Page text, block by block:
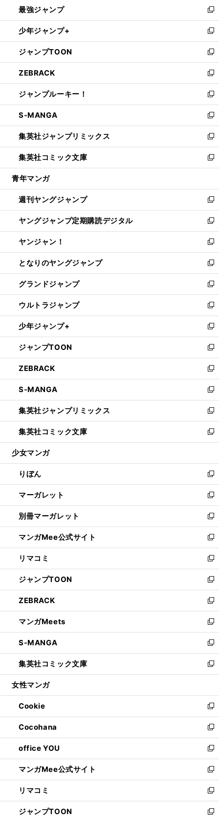
ド
ウ
で
開
く
ィ
ン
ド
ウ
で
開
く
い
ウ
ィ
ン
ド
ウ
で
開
く
最強ジャンプ
新
し
い
ウ
ィ
ン
ド
ウ
で
開
く
少年ジャンプ+
新
し
い
ウ
ィ
ン
ド
ウ
で
開
く
ジャンプTOON
新
し
い
ウ
ィ
ン
ド
ウ
で
開
く
ZEBRACK
新
し
い
ウ
ィ
ン
ド
ウ
で
開
ジャンプルーキー！
新
し
い
ウ
ィ
ン
ド
ウ
開
く
S-MANGA
新
し
い
ウ
ィ
ン
ウ
で
開
く
集英社ジャンプリミックス
新
し
い
ウ
ン
ド
ウ
で
開
く
集英社コミック文庫
新
し
ウ
ィ
ン
ド
ウ
で
開
く
青年マンガ
週刊ヤングジャンプ
新
し
い
ウ
ィ
ン
ド
ウ
で
開
く
ヤングジャンプ定期購読デジタル
新
し
い
ウ
ィ
ン
ド
ウ
で
開
く
ヤンジャン！
新
し
い
ウ
ィ
ン
ド
ウ
で
開
く
となりのヤングジャンプ
新
し
い
ウ
ィ
ン
ド
ウ
で
開
く
グランドジャンプ
新
し
い
ウ
ィ
ン
ド
ウ
で
開
く
ウルトラジャンプ
新
し
い
ウ
ィ
ン
ド
ウ
で
開
く
少年ジャンプ+
新
し
い
ウ
ィ
ン
ド
ウ
で
開
く
ジャンプTOON
新
し
い
ウ
ィ
ン
ド
ウ
で
開
ZEBRACK
新
し
い
ウ
ィ
ン
ド
ウ
開
く
S-MANGA
新
し
い
ウ
ィ
ン
ウ
で
開
く
集英社ジャンプリミックス
新
し
い
ウ
ン
ド
ウ
で
開
く
集英社コミック文庫
新
し
ウ
ィ
ン
ド
ウ
で
開
く
少女マンガ
りぼん
新
し
い
ウ
ィ
ン
ド
ウ
で
開
く
マーガレット
新
し
い
ウ
ィ
ン
ド
ウ
で
開
く
別冊マーガレット
新
し
い
ウ
ィ
ン
ド
ウ
で
開
く
マンガMee公式サイト
新
し
い
ウ
ィ
ン
ド
ウ
で
開
く
リマコミ
新
し
い
ウ
ィ
ン
ド
ウ
で
開
く
ジャンプTOON
新
し
い
ウ
ィ
ン
ド
ウ
で
開
ZEBRACK
新
し
い
ウ
ィ
ン
ド
ウ
開
く
マンガMeets
新
し
い
ウ
ィ
ン
ウ
で
開
く
S-MANGA
新
し
い
ウ
ン
ド
ウ
で
開
く
集英社コミック文庫
新
し
ウ
ィ
ン
ド
ウ
で
開
く
女性マンガ
Cookie
新
し
い
ウ
ィ
ン
ド
ウ
で
開
く
Cocohana
新
し
い
ウ
ィ
ン
ド
ウ
で
office YOU
新
し
い
ウ
ィ
ン
ド
マンガMee公式サイト
新
し
い
ウ
ィ
リマコミ
新
し
い
ジャンプTOON
新